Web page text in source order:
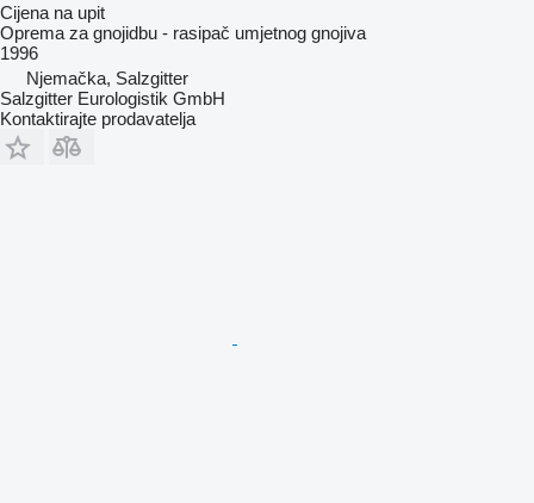
Cijena na upit
Oprema za gnojidbu - rasipač umjetnog gnojiva
1996
Njemačka, Salzgitter
Salzgitter Eurologistik GmbH
Kontaktirajte prodavatelja